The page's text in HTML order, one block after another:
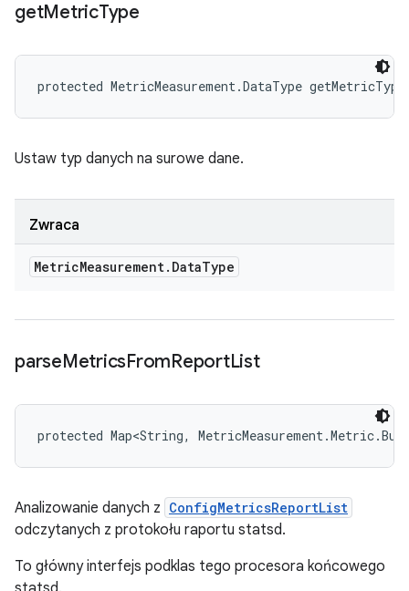
getMetricType
protected MetricMeasurement.DataType
Ustaw typ danych na surowe dane.
Zwraca
MetricMeasurement. DataType
parseMetricsFromReportList
protected Map<String,
Analizowanie danych z ConfigMetricsReportList
odczytanych z protokołu raportu statsd.
To główny interfejs podklas tego procesora końcowego